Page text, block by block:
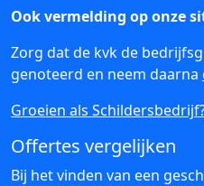
Ook vermelding op onze
Zorg dat de kvk de
genoteerd en neem daarna
Groeien als
Offertes vergelijken
Bij het vinden van een